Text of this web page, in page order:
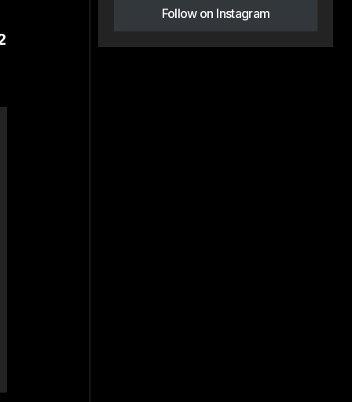
Follow on Instagram